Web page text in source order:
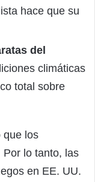
hace que su
del
climáticas
total sobre
que los
Por lo tanto, las
en EE. UU.